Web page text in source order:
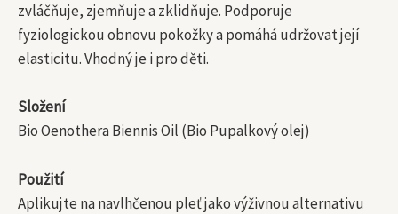
zvláčňuje, zjemňuje a zklidňuje. Podporuje
fyziologickou obnovu pokožky a pomáhá udržovat její
elasticitu. Vhodný je i pro děti.
Složení
Bio Oenothera Biennis Oil (Bio Pupalkový olej)
Použití
Aplikujte na navlhčenou pleť jako výživnou alternativu